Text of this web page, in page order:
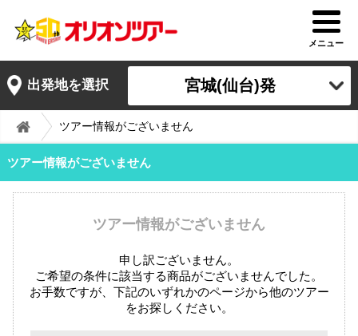
メニュー
出発地を選択 宮城(仙台)発
ツアー情報がございません
ツアー情報がございません
ツアー情報がございません
申し訳ございません。
ご希望の条件に該当する商品がございませんでした。
お手数ですが、下記のいずれかのページから他のツアー
をお探しください。